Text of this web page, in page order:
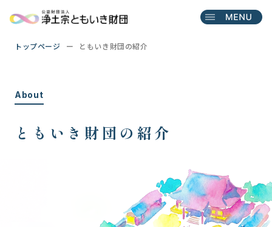
トップページ ともいき財団の紹介
About
ともいき財団の紹介